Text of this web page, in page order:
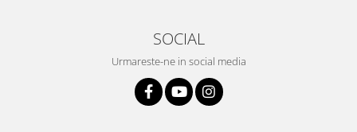
SOCIAL
Urmareste-ne in social media